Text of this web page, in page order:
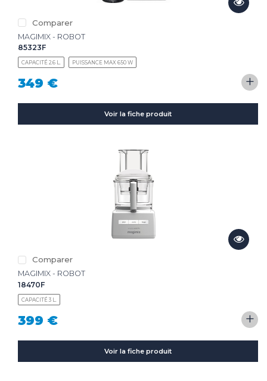
Comparer
MAGIMIX - ROBOT
85323F
CAPACITÉ 2.6 L. PUISSANCE MAX 650 W
349 € +
Voir la fiche produit
Comparer
MAGIMIX - ROBOT
18470F
CAPACITÉ 3 L.
399 € +
Voir la fiche produit